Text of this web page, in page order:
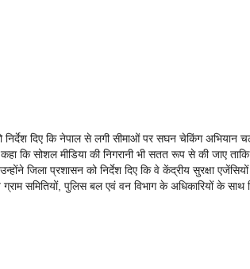
निर्देश दिए कि नेपाल से लगी सीमाओं पर सघन चेकिंग अभियान
कहा कि सोशल मीडिया की निगरानी भी सतत रूप से की जाए
जिला प्रशासन को निर्देश दिए कि वे केंद्रीय सुरक्षा
ग्राम समितियों, पुलिस बल एवं वन विभाग के अधिकारियों के साथ